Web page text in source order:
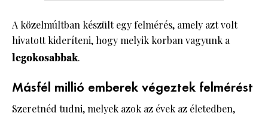
A közelmúltban készült egy felmérés, amely azt volt
hivatott kideríteni, hogy melyik korban vagyunk a
legokosabbak.
Másfél millió emberek végeztek felmérést
Szeretnéd tudni, melyek azok az évek az életedben,